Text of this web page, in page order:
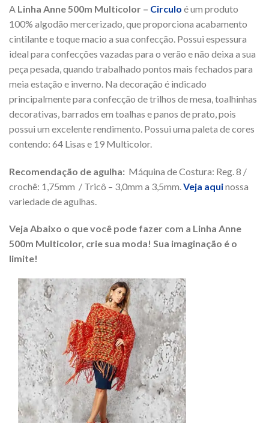
A Linha Anne 500m Multicolor – Circulo é um produto
100% algodão mercerizado, que proporciona acabamento
cintilante e toque macio a sua confecção. Possui espessura
ideal para confecções vazadas para o verão e não deixa a sua
peça pesada, quando trabalhado pontos mais fechados para
meia estação e inverno. Na decoração é indicado
principalmente para confecção de trilhos de mesa, toalhinhas
decorativas, barrados em toalhas e panos de prato, pois
possui um excelente rendimento. Possui uma paleta de cores
contendo: 64 Lisas e 19 Multicolor.
Recomendação de agulha: Máquina de Costura: Reg. 8 /
crochê: 1,75mm / Tricô – 3,0mm a 3,5mm. Veja aquinossa
variedade de agulhas.
Veja Abaixo o que você pode fazer com a Linha Anne
500m Multicolor, crie sua moda! Sua imaginação é o
limite!